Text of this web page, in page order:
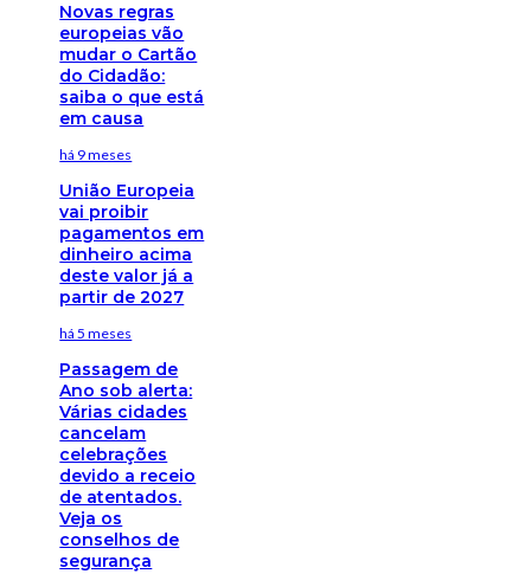
Novas regras
europeias vão
mudar o Cartão
do Cidadão:
saiba o que está
em causa
há 9 meses
União Europeia
vai proibir
pagamentos em
dinheiro acima
deste valor já a
partir de 2027
há 5 meses
Passagem de
Ano sob alerta:
Várias cidades
cancelam
celebrações
devido a receio
de atentados.
Veja os
conselhos de
segurança